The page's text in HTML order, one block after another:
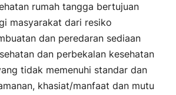
rumah tangga bertujuan
masyarakat dari resiko
dan peredaran sediaan
dan perbekalan kesehatan
tidak memenuhi standar dan
khasiat/manfaat dan mutu